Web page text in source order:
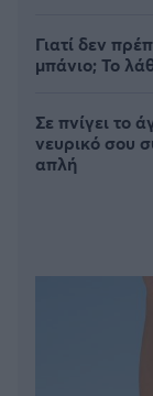
Γιατί δεν
μπάνιο; Το
Σε πνίγει το
νευρικό σου
απλή